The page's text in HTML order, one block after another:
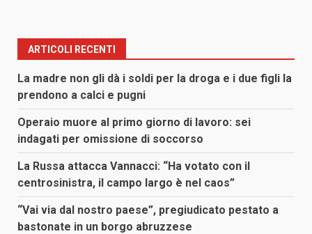
ARTICOLI RECENTI
La madre non gli dà i soldi per la droga e i due figli la
prendono a calci e pugni
Operaio muore al primo giorno di lavoro: sei
indagati per omissione di soccorso
La Russa attacca Vannacci: “Ha votato con il
centrosinistra, il campo largo è nel caos”
“Vai via dal nostro paese”, pregiudicato pestato a
bastonate in un borgo abruzzese